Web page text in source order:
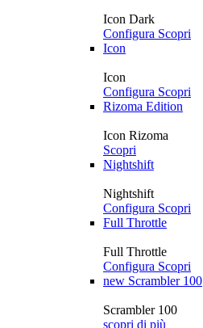
Icon Dark
Configura Scopri
Icon
Icon
Configura Scopri
Rizoma Edition
Icon Rizoma
Scopri
Nightshift
Nightshift
Configura Scopri
Full Throttle
Full Throttle
Configura Scopri
new Scrambler 100
Scrambler 100
scopri di più